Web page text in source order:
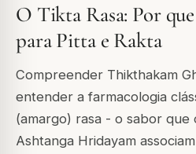
O Tikta Rasa: Por
para Pitta e Rakta
Compreender Thikthakam
entender a farmacologia
(amargo) rasa - o sabor que
Ashtanga Hridayam